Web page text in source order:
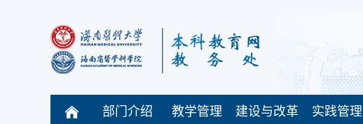
部门介绍 教学管理 建设与改革 实践管理